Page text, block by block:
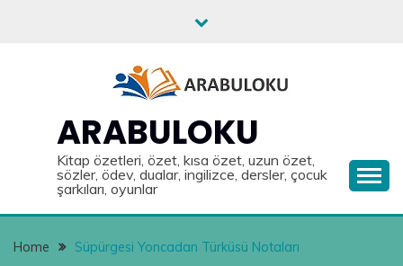
ARABULOKU
Kitap özetleri, özet, kısa özet, uzun özet,
sözler, ödev, dualar, ingilizce, dersler, çocuk
şarkıları, oyunlar
Home Süpürgesi Yoncadan Türküsü Notaları